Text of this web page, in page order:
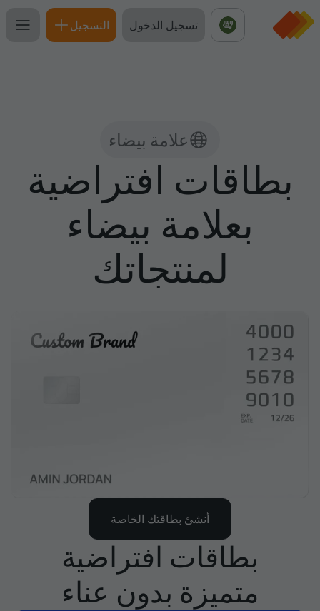
تسجيل الدخول التسجيل
علامة بيضاء
بطاقات افتراضية
بعلامة بيضاء
لمنتجاتك
أنشئ بطاقتك الخاصة
بطاقات افتراضية
متميزة بدون عناء